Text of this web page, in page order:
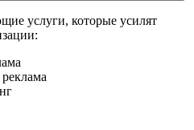
услуги, которые усилят